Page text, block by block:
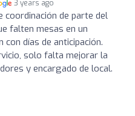
3 years ago
coordinación de parte del
falten mesas en un
días de anticipación.
solo falta mejorar la
y encargado de local.